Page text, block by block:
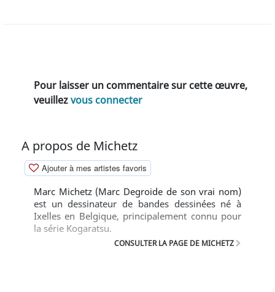
Pour laisser un commentaire sur cette œuvre,
veuillezvous connecter
A propos de Michetz
Ajouter à mes artistes favoris
Marc Michetz (Marc Degroide de son vrai nom)
est un dessinateur de bandes dessinées né à
Ixelles en Belgique, principalement connu pour
la série Kogaratsu.
CONSULTER LA PAGE DE MICHETZ